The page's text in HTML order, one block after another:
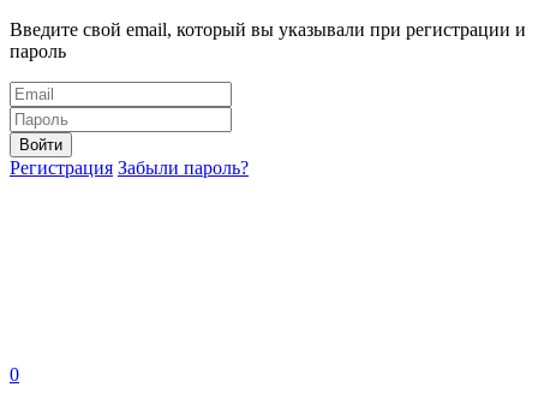
Введите свой email, который вы указывали при регистрации и
пароль
Войти
Регистрация Забыли пароль?
0